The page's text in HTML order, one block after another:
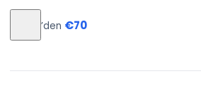
’den €70